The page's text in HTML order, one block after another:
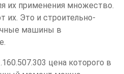
их применения множество.
их. Это и строительно-
машины в
цена которого в